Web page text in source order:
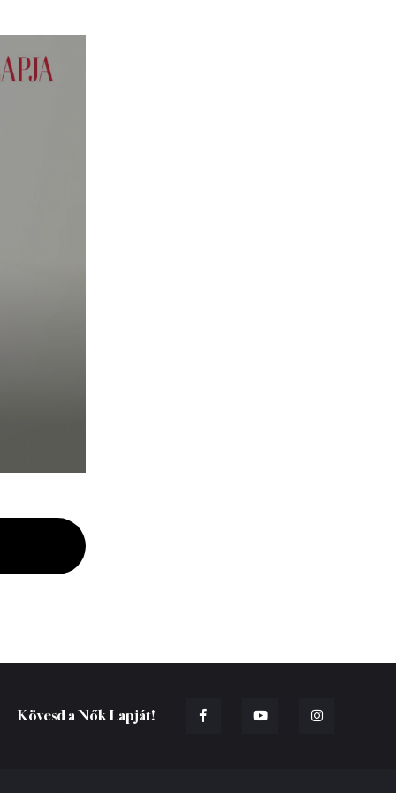
Kövesd a Nők Lapját!